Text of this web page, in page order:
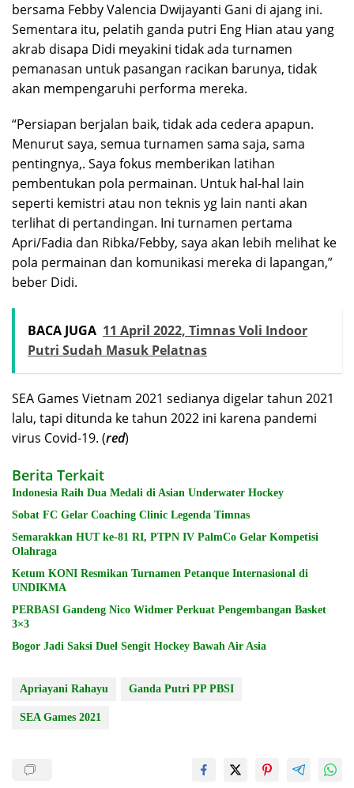
bersama Febby Valencia Dwijayanti Gani di ajang ini.
Sementara itu, pelatih ganda putri Eng Hian atau yang
akrab disapa Didi meyakini tidak ada turnamen
pemanasan untuk pasangan racikan barunya, tidak
akan mempengaruhi performa mereka.
“Persiapan berjalan baik, tidak ada cedera apapun.
Menurut saya, semua turnamen sama saja, sama
pentingnya,. Saya fokus memberikan latihan
pembentukan pola permainan. Untuk hal-hal lain
seperti kemistri atau non teknis yg lain nanti akan
terlihat di pertandingan. Ini turnamen pertama
Apri/Fadia dan Ribka/Febby, saya akan lebih melihat ke
pola permainan dan komunikasi mereka di lapangan,”
beber Didi.
BACA JUGA 11 April 2022, Timnas Voli Indoor
Putri Sudah Masuk Pelatnas
SEA Games Vietnam 2021 sedianya digelar tahun 2021
lalu, tapi ditunda ke tahun 2022 ini karena pandemi
virus Covid-19. (red)
Berita Terkait
Indonesia Raih Dua Medali di Asian Underwater Hockey
Sobat FC Gelar Coaching Clinic Legenda Timnas
Semarakkan HUT ke-81 RI, PTPN IV PalmCo Gelar Kompetisi
Olahraga
Ketum KONI Resmikan Turnamen Petanque Internasional di
UNDIKMA
PERBASI Gandeng Nico Widmer Perkuat Pengembangan Basket
3×3
Bogor Jadi Saksi Duel Sengit Hockey Bawah Air Asia
Apriayani Rahayu Ganda Putri PP PBSI
SEA Games 2021